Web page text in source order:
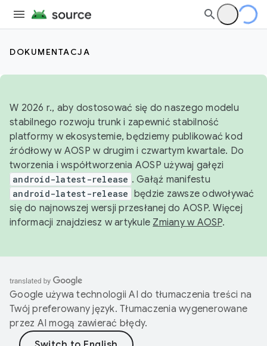
DOKUMENTACJA
W 2026 r., aby dostosować się do naszego modelu
stabilnego rozwoju trunk i zapewnić stabilność
platformy w ekosystemie, będziemy publikować kod
źródłowy w AOSP w drugim i czwartym kwartale. Do
tworzenia i współtworzenia AOSP używaj gałęzi
android-latest-release . Gałąź manifestu
android-latest-release będzie zawsze odwoływać
się do najnowszej wersji przesłanej do AOSP. Więcej
informacji znajdziesz w artykule Zmiany w AOSP.
Google używa technologii AI do tłumaczenia treści na
Twój preferowany język. Tłumaczenia wygenerowane
przez AI mogą zawierać błędy.